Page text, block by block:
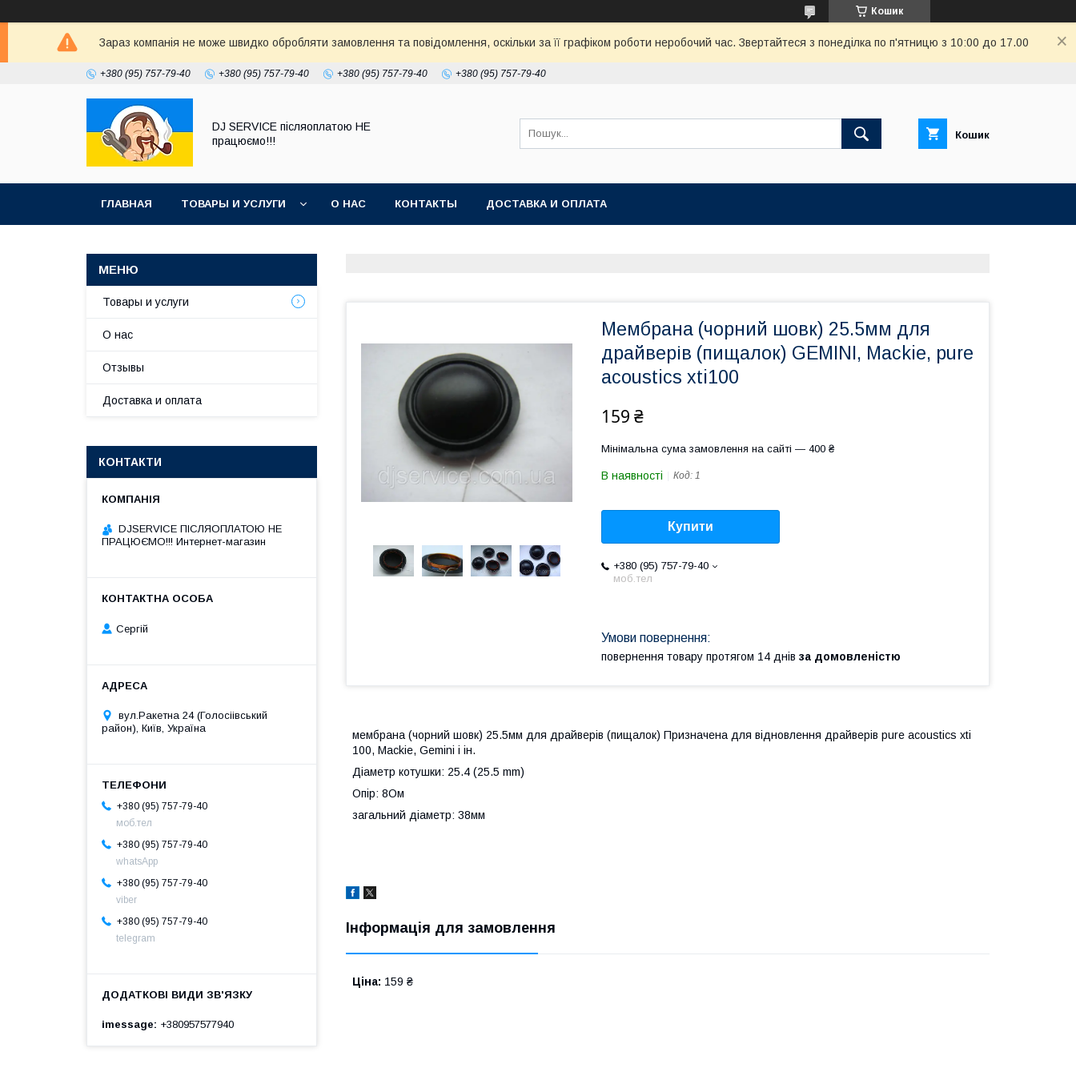
Кошик
Зараз компанія не може швидко обробляти замовлення та повідомлення, оскільки за її графіком роботи неробочий час. Звертайтеся з понеділка по п'ятницю з 10:00 до 17.00
+380 (95) 757-79-40 +380 (95) 757-79-40 +380 (95) 757-79-40 +380 (95) 757-79-40
DJ SERVICE пiсляоплатою НЕ
працюємо!!!
Кошик
ГЛАВНАЯ ТОВАРЫ И УСЛУГИ О НАС КОНТАКТЫ ДОСТАВКА И ОПЛАТА
Мембрана (чорний шовк) 25.5мм для
драйверів (пищалок) GEMINI, Mackie, pure
acoustics xti100
159 ₴
Мінімальна сума замовлення на сайті — 400 ₴
В наявності Код: 1
Купити
+380 (95) 757-79-40
моб.тел
повернення товару протягом 14 днів за домовленістю
мембрана (чорний шовк) 25.5мм для драйверів (пищалок) Призначена для відновлення драйверів pure acoustics xti
100, Mackie, Gemini і ін.
Діаметр котушки: 25.4 (25.5 mm)
Опір: 8Ом
загальний діаметр: 38мм
Інформація для замовлення
Ціна: 159 ₴
Товары и услуги
О нас
Отзывы
Доставка и оплата
КОНТАКТИ
DJSERVICE ПІСЛЯОПЛАТОЮ НЕ
ПРАЦЮЄМО!!! Интернет-магазин
Сергій
вул.Ракетна 24 (Голосіівський
район), Київ, Україна
+380 (95) 757-79-40
моб.тел
+380 (95) 757-79-40
whatsApp
+380 (95) 757-79-40
viber
+380 (95) 757-79-40
telegram
imessage +380957577940